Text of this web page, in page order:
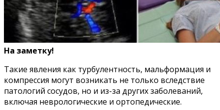
На заметку!
Такие явления как турбулентность, мальформация и
компрессия могут возникать не только вследствие
патологий сосудов, но и из-за других заболеваний,
включая неврологические и ортопедические.